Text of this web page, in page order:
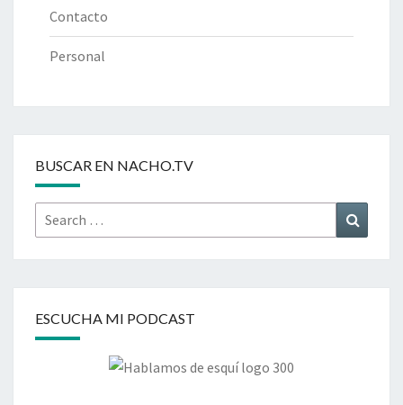
Contacto
Personal
BUSCAR EN NACHO.TV
Search
for:
ESCUCHA MI PODCAST